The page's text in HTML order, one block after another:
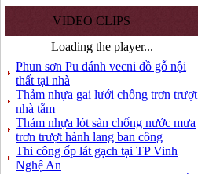
VIDEO CLIPS
Loading the player...
Phun sơn Pu đánh vecni đồ gỗ nội
thất tại nhà
Thảm nhựa gai lưới chống trơn trượt
nhà tắm
Thảm nhựa lót sàn chống nước mưa
trơn trượt hành lang ban công
Thi công ốp lát gạch tại TP Vinh
Nghệ An